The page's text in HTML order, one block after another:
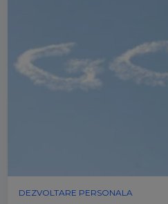
DEZVOLTARE PERSONALA